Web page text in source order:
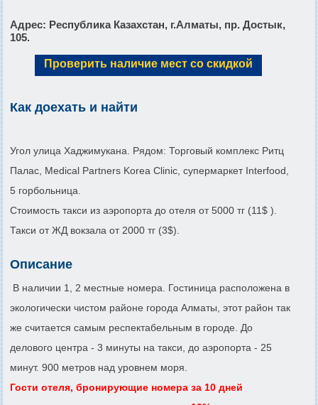
Адрес: Республика Казахстан, г.Алматы, пр. Достык,
105.
Проверить наличие мест со скидкой
Как доехать и найти
Угол улица Хаджимукана. Рядом: Торговый комплекс Ритц
Палас, Medical Partners Korea Clinic, супермаркет Interfood,
5 горбольница.
Стоимость такси из аэропорта до отеля от 5000 тг (11$ ).
Такси от ЖД вокзала от 2000 тг (3$).
Описание
В наличии 1, 2 местные номера. Гостиница расположена в
экологически чистом районе города Алматы, этот район так
же считается самым респектабельным в городе. До
делового центра - 3 минуты на такси, до аэропорта - 25
минут. 900 метров над уровнем моря.
Гости отеля, бронирующие номера за 10 дней